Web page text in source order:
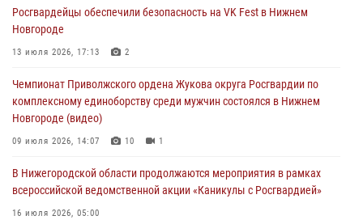
13 июля 2026, 17:13
Нижегородские росгвардейцы за прошедшую неделю выезжали
13 июля 2026, 06:45
Росгвардейцы предотвратили серию краж в Нижнем Новгороде
10 июля 2026, 09:38
Росгвардейцы обеспечили безопасность на VK Fest в Нижнем
Новгороде
13 июля 2026, 17:13 2
Чемпионат Приволжского ордена Жукова округа Росгвардии по
комплексному единоборству среди мужчин состоялся в Нижнем
Новгороде (видео)
09 июля 2026, 14:07 10 1
В Нижегородской области продолжаются мероприятия в рамках
всероссийской ведомственной акции «Каникулы с Росгвардией»
16 июля 2026, 05:00